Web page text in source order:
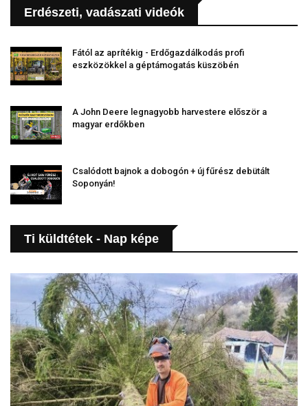
Erdészeti, vadászati videók
Fától az aprítékig - Erdőgazdálkodás profi
eszközökkel a géptámogatás küszöbén
A John Deere legnagyobb harvestere először a
magyar erdőkben
Csalódott bajnok a dobogón + új fűrész debütált
Soponyán!
Ti küldtétek - Nap képe